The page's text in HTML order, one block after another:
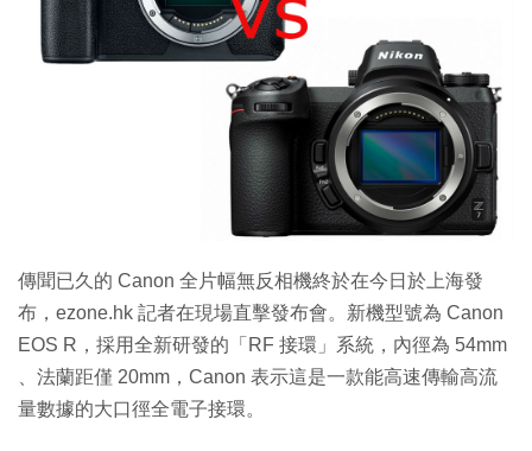
生成式AI與雲端應用
Enterprise Digital Transformation
傳聞已久的 Canon 全片幅無反相機終於在今日於上海發
布，ezone.hk 記者在現場直擊發布會。新機型號為 Canon
EOS R，採用全新研發的「RF 接環」系統，內徑為 54mm
、法蘭距僅 20mm，Canon 表示這是一款能高速傳輸高流
量數據的大口徑全電子接環。